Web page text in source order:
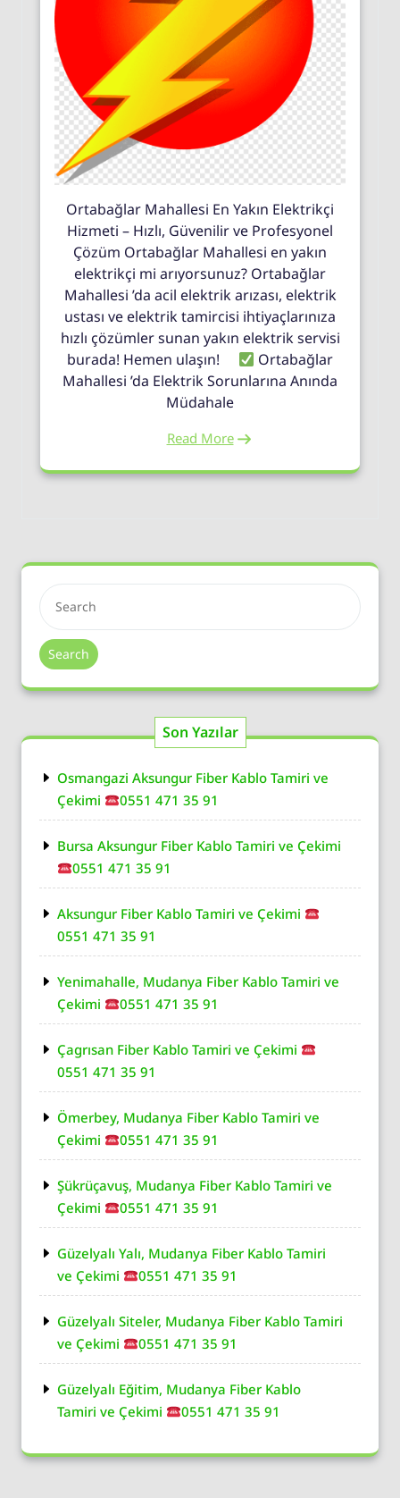
Ortabağlar Mahallesi En Yakın Elektrikçi
Hizmeti – Hızlı, Güvenilir ve Profesyonel
Çözüm Ortabağlar Mahallesi en yakın
elektrikçi mi arıyorsunuz? Ortabağlar
Mahallesi ’da acil elektrik arızası, elektrik
ustası ve elektrik tamircisi ihtiyaçlarınıza
hızlı çözümler sunan yakın elektrik servisi
burada! Hemen ulaşın!
Ortabağlar
Mahallesi ’da Elektrik Sorunlarına Anında
Müdahale
Read More
Search
Son Yazılar
Osmangazi Aksungur Fiber Kablo Tamiri ve
Çekimi
0551 471 35 91
Bursa Aksungur Fiber Kablo Tamiri ve Çekimi
0551 471 35 91
Aksungur Fiber Kablo Tamiri ve Çekimi
0551 471 35 91
Yenimahalle, Mudanya Fiber Kablo Tamiri ve
Çekimi
0551 471 35 91
Çagrısan Fiber Kablo Tamiri ve Çekimi
0551 471 35 91
Ömerbey, Mudanya Fiber Kablo Tamiri ve
Çekimi
0551 471 35 91
Şükrüçavuş, Mudanya Fiber Kablo Tamiri ve
Çekimi
0551 471 35 91
Güzelyalı Yalı, Mudanya Fiber Kablo Tamiri
ve Çekimi
0551 471 35 91
Güzelyalı Siteler, Mudanya Fiber Kablo Tamiri
ve Çekimi
0551 471 35 91
Güzelyalı Eğitim, Mudanya Fiber Kablo
Tamiri ve Çekimi
0551 471 35 91